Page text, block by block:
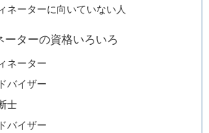
ネーターに向いていない人
ターの資格いろいろ
ネーター
バイザー
士
バイザー